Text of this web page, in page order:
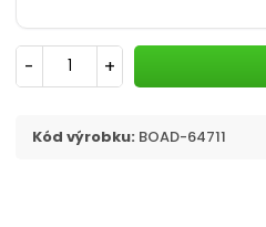
Kozmetika, úprava
Dvierka, ochranné siete
- +
Kód výrobku: BOAD-64711